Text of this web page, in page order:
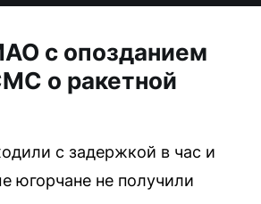
с опозданием
о ракетной
с задержкой в час и
югорчане не получили